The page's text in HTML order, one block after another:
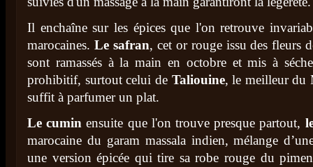
Il enchaîne sur les épices que l'on retrouve
marocaines. Le safran, cet or rouge issu des fleurs
sont ramassés à la main en octobre et mis à
prohibitif, surtout celui de Taliouine, le meilleur du
suffit à parfumer un plat.
Le cumin ensuite que l'on trouve presque partout,
marocaine du garam massala indien, mélange
une version épicée qui tire sa robe rouge du